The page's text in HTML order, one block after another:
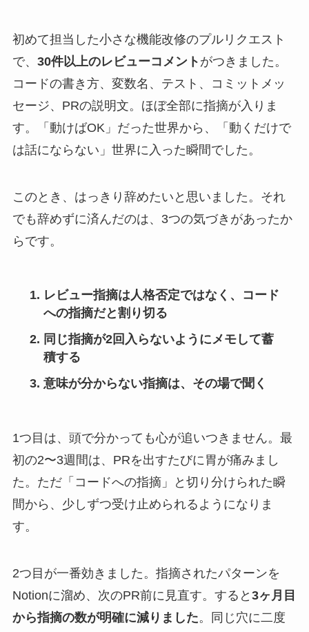
初めて担当した小さな機能改修のプルリクエスト
で、 30件以上のレビューコメント がつきました。
コードの書き方、変数名、テスト、コミットメッ
セージ、PRの説明文。ほぼ全部に指摘が入りま
す。「動けばOK」だった世界から、「動くだけで
は話にならない」世界に入った瞬間でした。
このとき、はっきり辞めたいと思いました。それ
でも辞めずに済んだのは、3つの気づきがあったか
らです。
レビュー指摘は人格否定ではなく、コード
への指摘だと割り切る
同じ指摘が2回入らないようにメモして蓄
積する
意味が分からない指摘は、その場で聞く
1つ目は、頭で分かっても心が追いつきません。最
初の2〜3週間は、PRを出すたびに胃が痛みまし
た。ただ「コードへの指摘」と切り分けられた瞬
間から、少しずつ受け止められるようになりま
す。
2つ目が一番効きました。指摘されたパターンを
Notionに溜め、次のPR前に見直す。すると 3ヶ月目
から指摘の数が明確に減りました。同じ穴に二度